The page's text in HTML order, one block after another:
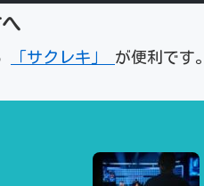
「サクレキ」 が便利です。